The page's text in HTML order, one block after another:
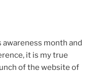
month and
it is my true
of the website of